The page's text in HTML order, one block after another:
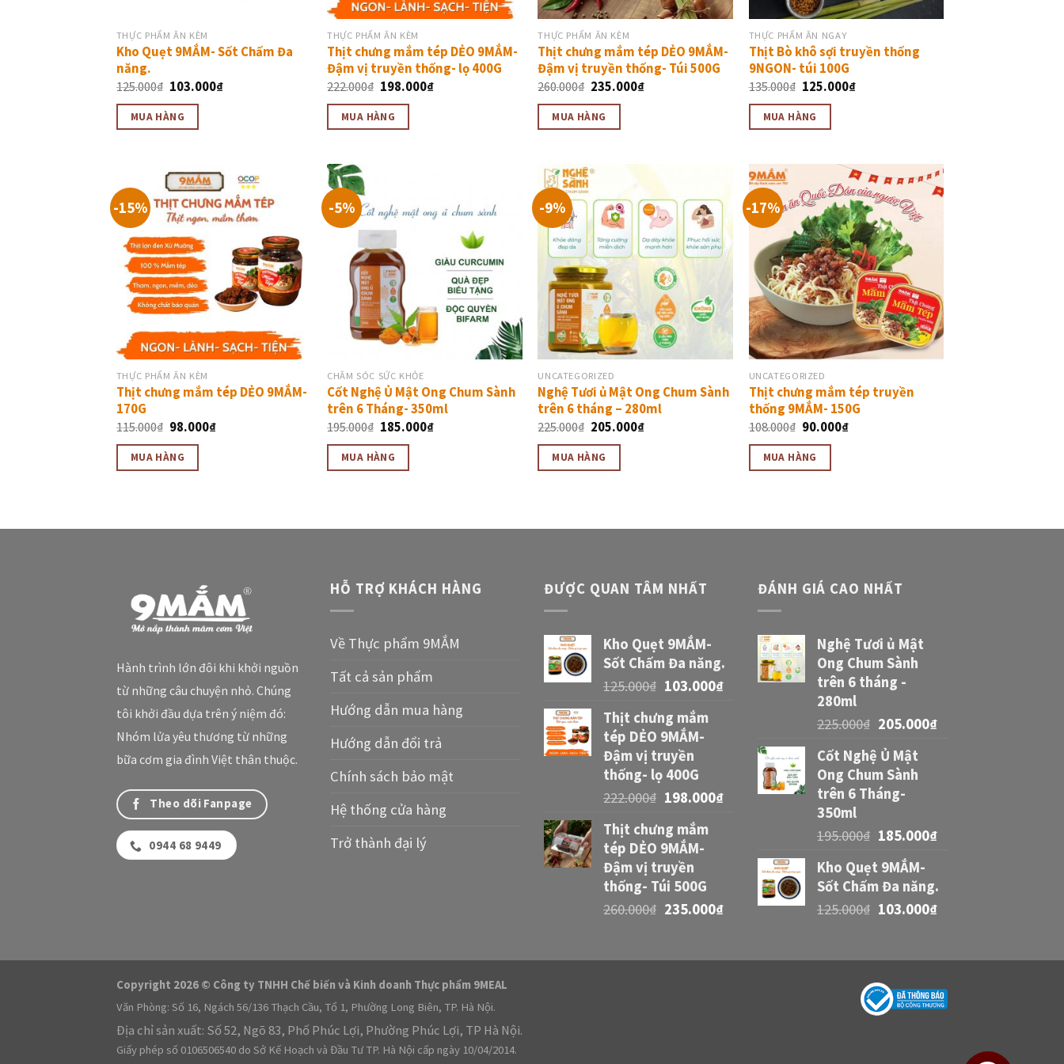
THỰC PHẨM ĂN KÈM
Kho Quẹt 9MẮM- Sốt Chấm Đa
năng.
125.000₫ 103.000₫
MUA HÀNG
THỰC PHẨM ĂN KÈM
Thịt chưng mắm tép DẺO 9MẮM-
Đậm vị truyền thống- lọ 400G
222.000₫ 198.000₫
MUA HÀNG
THỰC PHẨM ĂN KÈM
Thịt chưng mắm tép DẺO 9MẮM-
Đậm vị truyền thống- Túi 500G
260.000₫ 235.000₫
MUA HÀNG
THỰC PHẨM ĂN NGAY
Thịt Bò khô sợi truyền thống
9NGON- túi 100G
135.000₫ 125.000₫
MUA HÀNG
-15%
thực
đơn
yêu
thích
THỰC PHẨM ĂN KÈM
Thịt chưng mắm tép DẺO 9MẮM-
170G
115.000₫ 98.000₫
MUA HÀNG
-5%
Thêm
yêu
thích
CHĂM SÓC SỨC KHỎE
Cốt Nghệ Ủ Mật Ong Chum Sành
trên 6 Tháng- 350ml
195.000₫ 185.000₫
MUA HÀNG
-9%
Thêm
vào
thực
đơn
UNCATEGORIZED
Nghệ Tươi ủ Mật Ong Chum Sành
trên 6 tháng – 280ml
225.000₫ 205.000₫
MUA HÀNG
-17%
Thêm
thực
đơn
thích
UNCATEGORIZED
Thịt chưng mắm tép truyền
thống 9MẮM- 150G
108.000₫ 90.000₫
MUA HÀNG
Hành trình lớn đôi khi khởi nguồn
từ những câu chuyện nhỏ. Chúng
tôi khởi đầu dựa trên ý niệm đó:
Nhóm lửa yêu thương từ những
bữa cơm gia đình Việt thân thuộc.
Theo dõi Fanpage
0944 68 9449
HỖ TRỢ KHÁCH HÀNG
Về Thực phẩm 9MẮM
Tất cả sản phẩm
Hướng dẫn mua hàng
Hướng dẫn đổi trả
Chính sách bảo mật
Hệ thống cửa hàng
Trở thành đại lý
ĐƯỢC QUAN TÂM NHẤT
Kho Quẹt 9MẮM-
Sốt Chấm Đa năng.
125.000₫ 103.000₫
Thịt chưng mắm
tép DẺO 9MẮM-
Đậm vị truyền
thống- lọ 400G
222.000₫ 198.000₫
Thịt chưng mắm
tép DẺO 9MẮM-
Đậm vị truyền
thống- Túi 500G
260.000₫ 235.000₫
ĐÁNH GIÁ CAO NHẤT
Nghệ Tươi ủ Mật
Ong Chum Sành
trên 6 tháng -
280ml
225.000₫ 205.000₫
Cốt Nghệ Ủ Mật
Ong Chum Sành
trên 6 Tháng-
350ml
195.000₫ 185.000₫
Kho Quẹt 9MẮM-
Sốt Chấm Đa năng.
125.000₫ 103.000₫
Copyright 2026 © Công ty TNHH Chế biến và Kinh doanh Thực phẩm 9MEAL
Văn Phòng: Số 16, Ngách 56/136 Thạch Cầu, Tổ 1, Phường Long Biên, TP. Hà Nội.
Địa chỉ sản xuất: Số 52, Ngõ 83, Phố Phúc Lợi, Phường Phúc Lợi, TP Hà Nội.
Giấy phép số 0106506540 do Sở Kế Hoạch và Đầu Tư TP. Hà Nội cấp ngày 10/04/2014.